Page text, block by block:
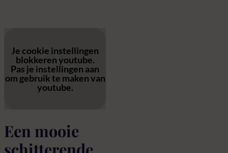
Een mooie
Je cookie instellingen
blokkeren youtube.
Pas je instellingen aan
om gebruik te maken van
youtube.